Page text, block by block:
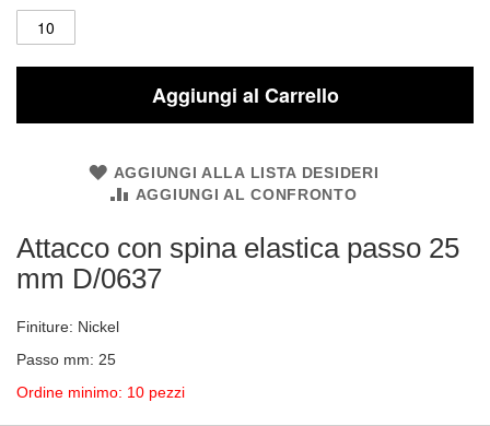
Aggiungi al Carrello
AGGIUNGI ALLA LISTA DESIDERI
AGGIUNGI AL CONFRONTO
Attacco con spina elastica passo 25
mm D/0637
Finiture: Nickel
Passo mm: 25
Ordine minimo: 10 pezzi